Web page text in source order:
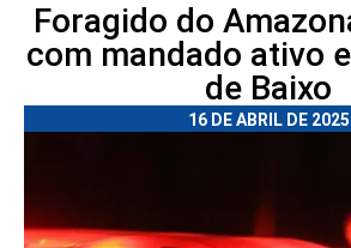
Foragido do
com mandado ativo
de Baixo
16 DE ABRIL DE 2025